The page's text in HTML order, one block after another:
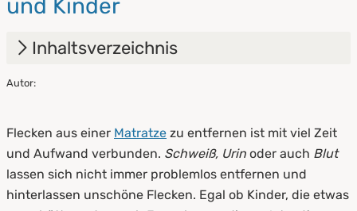
und Kinder
Inhaltsverzeichnis
1.
2. Das sind wasserdichte Bettauflagen
2.1 Diese Arten von wasserdichten Bettauflagen gibt
es
Autor:
Flecken aus einer Matratze zu entfernen ist mit viel Zeit
und Aufwand verbunden. Schweiß, Urin oder auch Blut
lassen sich nicht immer problemlos entfernen und
hinterlassen unschöne Flecken. Egal ob Kinder, die etwas